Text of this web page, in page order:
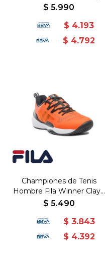
Negro-Dorado
$ 5.990
$ 4.193
$ 4.792
Championes de Tenis
Hombre Fila Winner Clay -
Naranja-Negro
$ 5.490
$ 3.843
$ 4.392